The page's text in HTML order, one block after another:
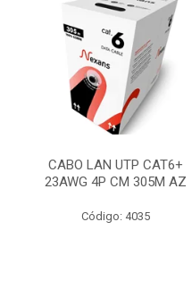
CABO LAN UTP CAT6+
23AWG 4P CM 305M AZ
Código: 4035